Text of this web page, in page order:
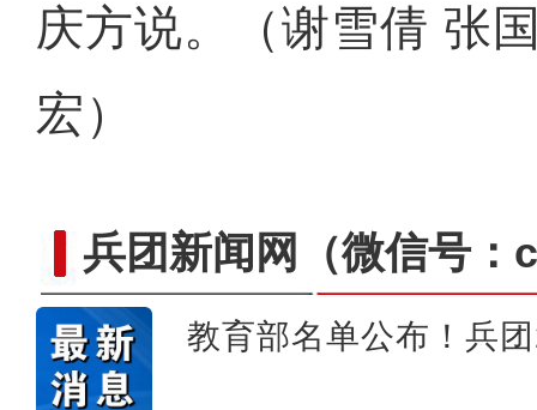
庆方说。（谢雪倩 张
宏）
兵团新闻网 （微信号
教育部名单公布！兵